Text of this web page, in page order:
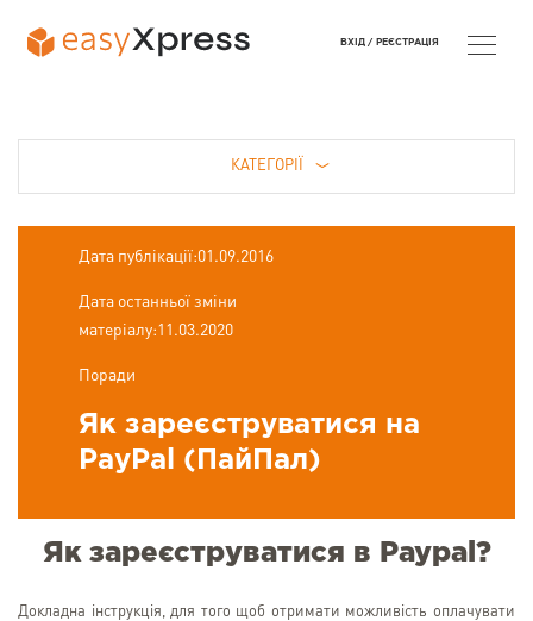
КАТЕГОРІЇ
Дата публікації:01.09.2016
Дата останньої зміни
матеріалу:11.03.2020
Поради
Як зареєструватися на
PayPal (ПайПал)
Як зареєструватися в Paypal?
Докладна інструкція, для того щоб отримати можливість оплачувати
ВХІД / РЕЄСТРАЦІЯ